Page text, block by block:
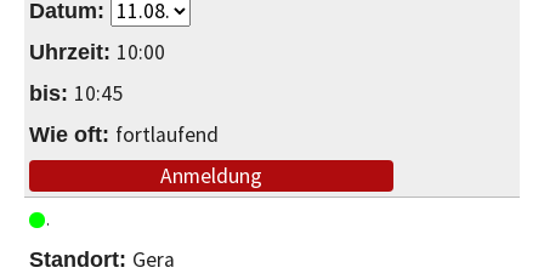
10:00
10:45
fortlaufend
Anmeldung
Gera